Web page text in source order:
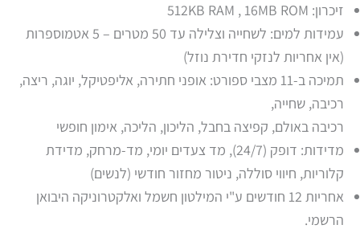
זיכרון: 512KB RAM , 16MB ROM
עמידות למים: לשחייה וצלילה עד 50 מטרים – 5 אטמוספרות
(אין אחריות לנזקי חדירת נוזל)
תמיכה ב-11 מצבי ספורט: אופני חתירה, אליפטיקל, יוגה, ריצה,
רכיבה, שחייה,
רכיבה באולם, קפיצה בחבל, הליכון, הליכה, אימון חופשי
מדידות: דופק (24/7), מד צעדים יומי, מד-מרחק, מדידת
קלוריות, חיווי סוללה, ניטור מחזור חודשי (לנשים)
אחריות 12 חודשים ע"י המילטון חשמל ואלקטרוניקה היבואן
הרשמי.